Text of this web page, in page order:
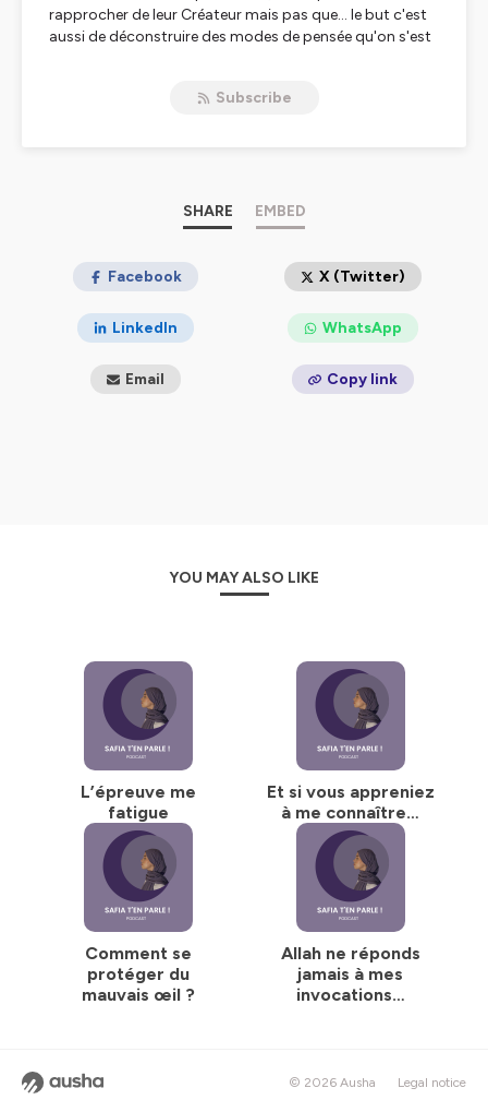
rapprocher de leur Créateur mais pas que... le but c'est
aussi de déconstruire des modes de pensée qu'on s'est
Tu peux me rejoindre sur instagram : @safia.podcast
Subscribe
SHARE EMBED
Facebook X (Twitter)
LinkedIn WhatsApp
Email Copy link
YOU MAY ALSO LIKE
L’épreuve me
fatigue
Et si vous appreniez
à me connaître…
Comment se
protéger du
mauvais œil ?
Allah ne réponds
jamais à mes
invocations…
© 2026 Ausha Legal notice